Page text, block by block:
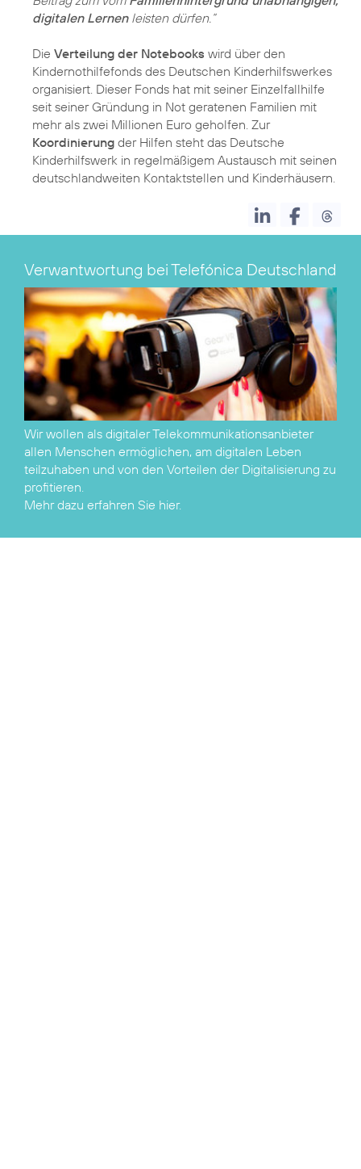
digitalen Lernenleisten dürfen.“
Die Verteilung der Notebooks wird über den
Kindernothilfefonds des Deutschen Kinderhilfswerkes
organisiert. Dieser Fonds hat mit seiner Einzelfallhilfe
seit seiner Gründung in Not geratenen Familien mit
mehr als zwei Millionen Euro geholfen. Zur
Koordinierung der Hilfen steht das Deutsche
Kinderhilfswerk in regelmäßigem Austausch mit seinen
deutschlandweiten Kontaktstellen und Kinderhäusern.
Verwantwortung bei Telefónica Deutschland
Wir wollen als digitaler Telekommunikationsanbieter
allen Menschen ermöglichen, am digitalen Leben
teilzuhaben und von den Vorteilen der Digitalisierung zu
Mehr dazu erfahren Sie hier.